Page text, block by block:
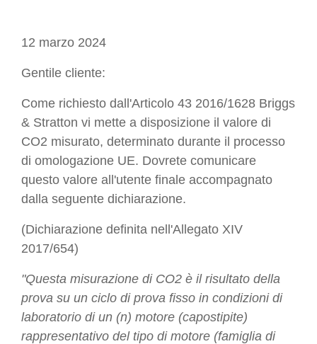
12 marzo 2024
Gentile cliente:
Come richiesto dall'Articolo 43 2016/1628 Briggs
& Stratton vi mette a disposizione il valore di
CO2 misurato, determinato durante il processo
di omologazione UE. Dovrete comunicare
questo valore all'utente finale accompagnato
dalla seguente dichiarazione.
(Dichiarazione definita nell'Allegato XIV
2017/654)
"Questa misurazione di CO2 è il risultato della
prova su un ciclo di prova fisso in condizioni di
laboratorio di un (n) motore (capostipite)
rappresentativo del tipo di motore (famiglia di